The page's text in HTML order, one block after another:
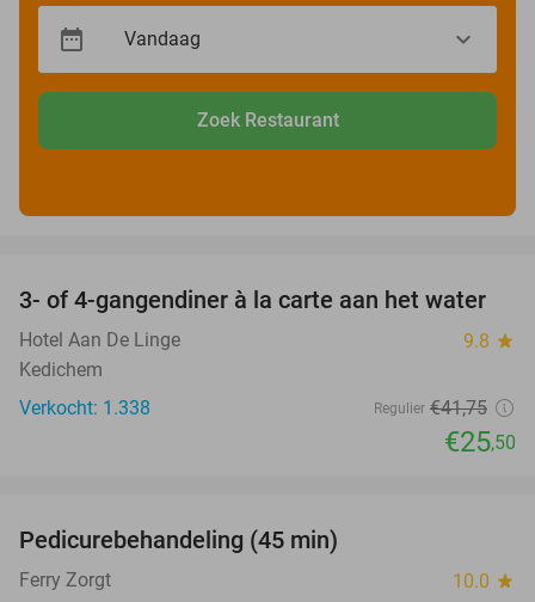
Zoek Restaurant
39%
3- of 4-gangendiner à la carte aan het water
Hotel Aan De Linge 9.8 star
Kedichem
Verkocht: 1.338
Regulier €41,75
€25,50
OUT
Pedicurebehandeling (45 min)
Ferry Zorgt 10.0 star